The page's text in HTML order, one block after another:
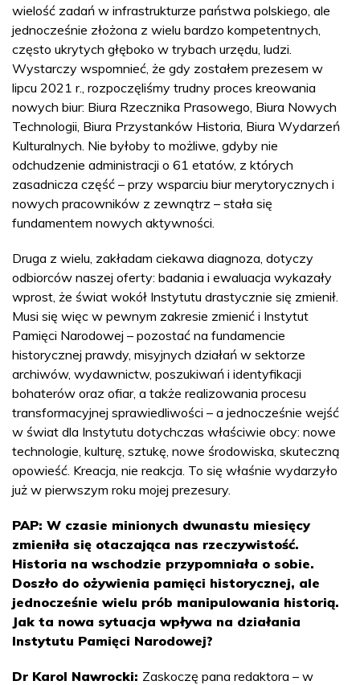
wielość zadań w infrastrukturze państwa polskiego, ale
jednocześnie złożona z wielu bardzo kompetentnych,
często ukrytych głęboko w trybach urzędu, ludzi.
Wystarczy wspomnieć, że gdy zostałem prezesem w
lipcu 2021 r., rozpoczęliśmy trudny proces kreowania
nowych biur: Biura Rzecznika Prasowego, Biura Nowych
Technologii, Biura Przystanków Historia, Biura Wydarzeń
Kulturalnych. Nie byłoby to możliwe, gdyby nie
odchudzenie administracji o 61 etatów, z których
zasadnicza część – przy wsparciu biur merytorycznych i
nowych pracowników z zewnątrz – stała się
fundamentem nowych aktywności.
Druga z wielu, zakładam ciekawa diagnoza, dotyczy
odbiorców naszej oferty: badania i ewaluacja wykazały
wprost, że świat wokół Instytutu drastycznie się zmienił.
Musi się więc w pewnym zakresie zmienić i Instytut
Pamięci Narodowej – pozostać na fundamencie
historycznej prawdy, misyjnych działań w sektorze
archiwów, wydawnictw, poszukiwań i identyfikacji
bohaterów oraz ofiar, a także realizowania procesu
transformacyjnej sprawiedliwości – a jednocześnie wejść
w świat dla Instytutu dotychczas właściwie obcy: nowe
technologie, kulturę, sztukę, nowe środowiska, skuteczną
opowieść. Kreacja, nie reakcja. To się właśnie wydarzyło
już w pierwszym roku mojej prezesury.
PAP: W czasie minionych dwunastu miesięcy
zmieniła się otaczająca nas rzeczywistość.
Historia na wschodzie przypomniała o sobie.
Doszło do ożywienia pamięci historycznej, ale
jednocześnie wielu prób manipulowania historią.
Jak ta nowa sytuacja wpływa na działania
Instytutu Pamięci Narodowej?
Dr Karol Nawrocki: Zaskoczę pana redaktora – w